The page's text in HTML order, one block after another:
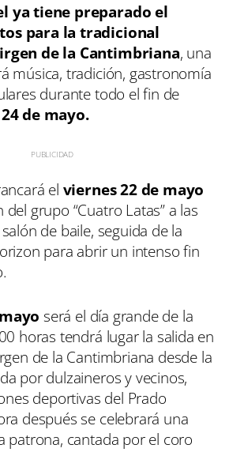
ya tiene preparado el
para la tradicional
de la Cantimbriana, una
música, tradición, gastronomía
durante todo el fin de
de mayo.
el viernes 22 de mayo
grupo “Cuatro Latas” a las
de baile, seguida de la
para abrir un intenso fin
será el día grande de la
horas tendrá lugar la salida en
de la Cantimbriana desde la
por dulzaineros y vecinos,
deportivas del Prado
después se celebrará una
patrona, cantada por el coro